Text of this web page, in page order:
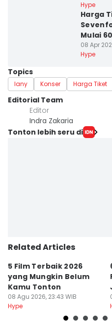
Hype
Harga
Mulai
08 Apr
Hype
Topics
lany Konser Harga Tiket
Editorial Team
Editor
Indra Zakaria
Tonton lebih seru di
Related Articles
5 Film Terbaik 2026
yang Mungkin Belum
Kamu Tonton
08 Agu 2026, 23:43 WIB
Hype